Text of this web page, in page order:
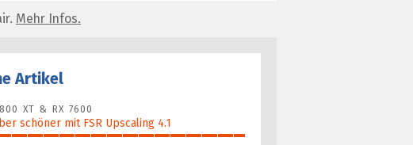
Mehr Infos.
Artikel
XT & RX 7600
schöner mit FSR Upscaling 4.1